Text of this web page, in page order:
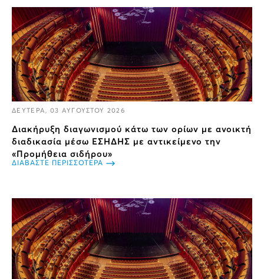
ΔΕΥΤΕΡΑ, 03 ΑΥΓΟΥΣΤΟΥ 2026
Διακήρυξη διαγωνισμού κάτω των ορίων με ανοικτή
διαδικασία μέσω ΕΣΗΔΗΣ με αντικείμενο την
«Προμήθεια σιδήρου»
ΔΙΑΒΑΣΤΕ ΠΕΡΙΣΣΟΤΕΡΑ